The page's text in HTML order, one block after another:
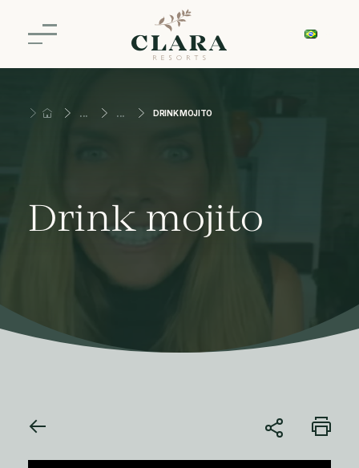
DRINK MOJITO
Drink mojito